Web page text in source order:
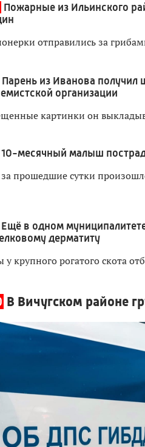
Пожарные из Ильинского
отправились за
Парень из Иванова
организации
картинки он
10-месячный малыш
за прошедшие сутки
Ещё в одном
дерматиту
у крупного рогатого скота
В Вичугском районе